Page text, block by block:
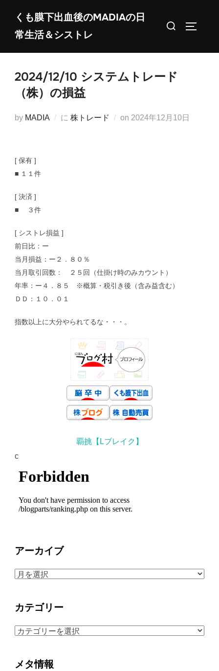
くも膜下出血後のMADIAの日
常生活＆シストレ
検
2024/12/10 システムトレード
（株）の損益
by MADIA に 株トレード on 投
2024年12月10日
[ 保有 ]
■ １１件
[ 決済 ]
■ ３件
[ シストレ損益 ]
前日比：ー
当月損益：ー２．８０％
当月取引回数： ２５回（仕掛け時のみカウント）
年率：ー４．８５ ※概算・税引き後（含み益含む）
ＤＤ：１０．０１
指数以上に大分やられてるな・・・。
覇挑【Lブレイク】
c
アーカイブ
ア
ブ
カテゴリー
カ
メタ情報